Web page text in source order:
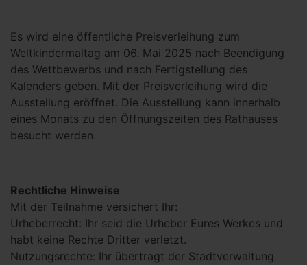
Es wird eine öffentliche Preisverleihung zum
Weltkindermaltag am 06. Mai 2025 nach Beendigung
des Wettbewerbs und nach Fertigstellung des
Kalenders geben. Mit der Preisverleihung wird die
Ausstellung eröffnet. Die Ausstellung kann innerhalb
eines Monats zu den Öffnungszeiten des Rathauses
besucht werden.
Rechtliche Hinweise
Mit der Teilnahme versichert Ihr:
Urheberrecht: Ihr seid die Urheber Eures Werkes und
habt keine Rechte Dritter verletzt.
Nutzungsrechte: Ihr übertragt der Stadtverwaltung